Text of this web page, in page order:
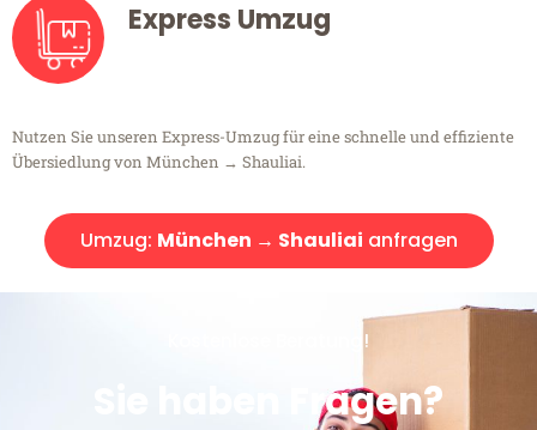
Express Umzug
Nutzen Sie unseren Express-Umzug für eine schnelle und effiziente
Übersiedlung von München → Shauliai.
Umzug: München → Shauliai anfragen
Kostenlose Beratung!
Sie haben Fragen?